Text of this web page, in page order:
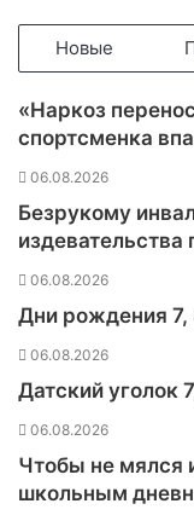
а
M
r
i
o
у
л
и
Новые
«Наркоз
спортсменка
06.08.2026
Безрукому
06.08.2026
Дни рождения 7,
06.08.2026
Датский уголок
06.08.2026
Чтобы не мялся
школьным